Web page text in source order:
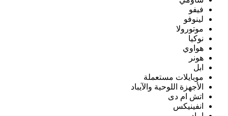
فيفو
لينوفو
موتورولا
نوكيا
هواوي
هونر
ابل
موبايلات مستعملة
الأجهزة اللوحية والآيباد
اتش ام دى
انفينيكس